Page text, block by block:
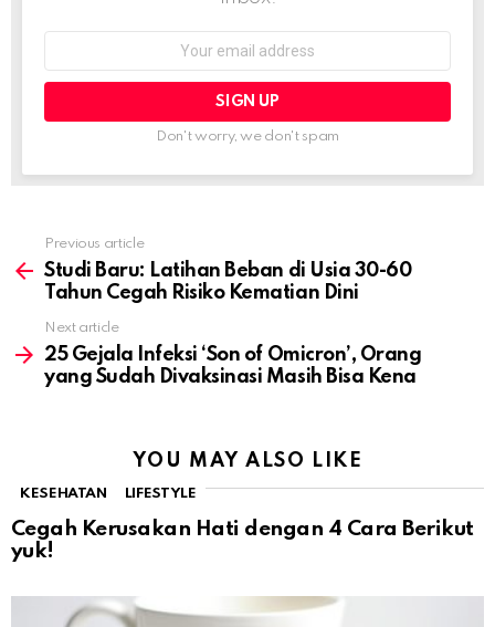
Don't worry, we don't spam
more
Previous article
Studi Baru: Latihan Beban di Usia 30-60
Tahun Cegah Risiko Kematian Dini
Next article
25 Gejala Infeksi ‘Son of Omicron’, Orang
yang Sudah Divaksinasi Masih Bisa Kena
YOU MAY ALSO LIKE
KESEHATAN LIFESTYLE
Cegah Kerusakan Hati dengan 4 Cara Berikut
yuk!